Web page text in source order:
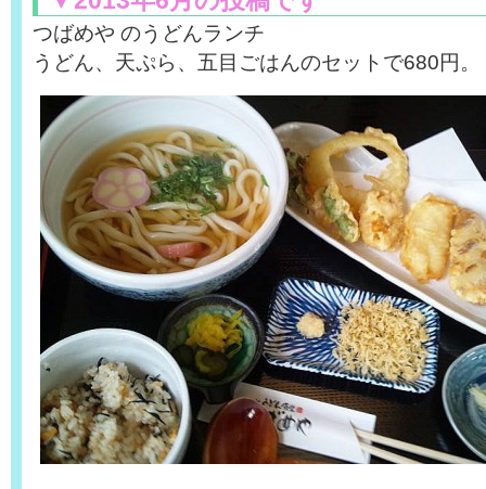
つばめや のうどんランチ
うどん、天ぷら、五目ごはんのセットで680円。